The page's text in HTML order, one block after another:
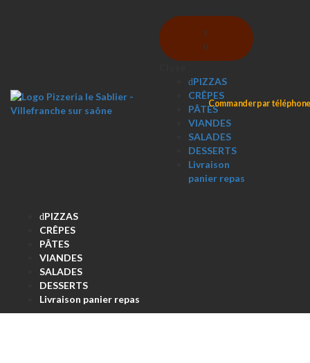
PIZZAS
CRÊPES
PÂTES
VIANDES
SALADES
DESSERTS
Livraison
panier repas
Commander par
PIZZAS
CRÊPES
PÂTES
VIANDES
SALADES
DESSERTS
Livraison panier repas